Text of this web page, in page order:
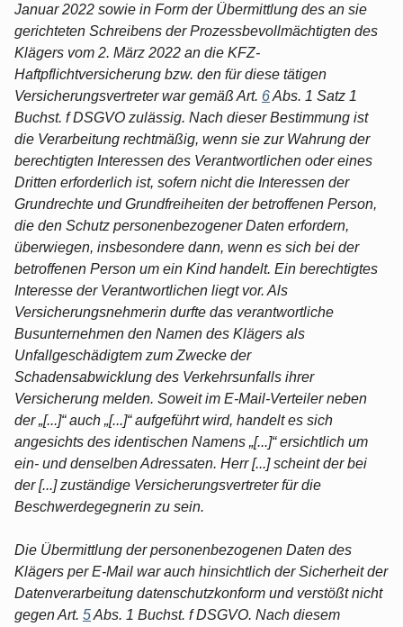
Januar 2022 sowie in Form der Übermittlung des an sie
gerichteten Schreibens der Prozessbevollmächtigten des
Klägers vom 2. März 2022 an die KFZ-
Haftpflichtversicherung bzw. den für diese tätigen
Versicherungsvertreter war gemäß Art. 6Abs. 1 Satz 1
Buchst. f DSGVO zulässig. Nach dieser Bestimmung ist
die Verarbeitung rechtmäßig, wenn sie zur Wahrung der
berechtigten Interessen des Verantwortlichen oder eines
Dritten erforderlich ist, sofern nicht die Interessen der
Grundrechte und Grundfreiheiten der betroffenen Person,
die den Schutz personenbezogener Daten erfordern,
überwiegen, insbesondere dann, wenn es sich bei der
betroffenen Person um ein Kind handelt. Ein berechtigtes
Interesse der Verantwortlichen liegt vor. Als
Versicherungsnehmerin durfte das verantwortliche
Busunternehmen den Namen des Klägers als
Unfallgeschädigtem zum Zwecke der
Schadensabwicklung des Verkehrsunfalls ihrer
Versicherung melden. Soweit im E-Mail-Verteiler neben
der „[...]“ auch „[...]“ aufgeführt wird, handelt es sich
angesichts des identischen Namens „[...]“ ersichtlich um
ein- und denselben Adressaten. Herr [...] scheint der bei
der [...] zuständige Versicherungsvertreter für die
Beschwerdegegnerin zu sein.
Die Übermittlung der personenbezogenen Daten des
Klägers per E-Mail war auch hinsichtlich der Sicherheit der
Datenverarbeitung datenschutzkonform und verstößt nicht
gegen Art. 5Abs. 1 Buchst. f DSGVO. Nach diesem